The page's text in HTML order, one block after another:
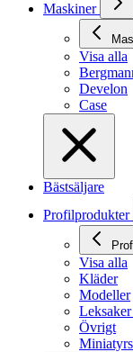
Maskiner
Visa alla
Develon
Case
Bästsäljare
Profilprodukter
Visa alla
Kläder
Modeller
Övrigt